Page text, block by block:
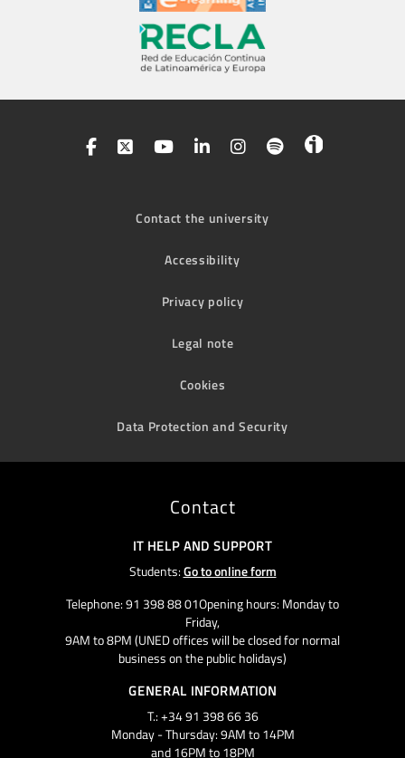
Contact the university
Accessibility
Privacy policy
Legal note
Cookies
Data Protection and Security
Contact
IT HELP AND SUPPORT
Students:Go to online form
Telephone: 91 398 88 01Opening hours: Monday to
Friday,
9AM to 8PM (UNED offices will be closed for normal
business on the public holidays)
GENERAL INFORMATION
T.: +34 91 398 66 36
Monday - Thursday: 9AM to 14PM
and 16PM to 18PM